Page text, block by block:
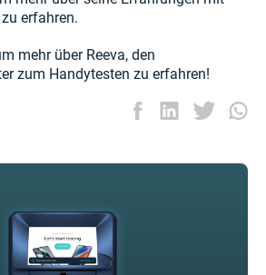
erfahren.
mehr über Reeva, den
zum Handytesten zu erfahren!